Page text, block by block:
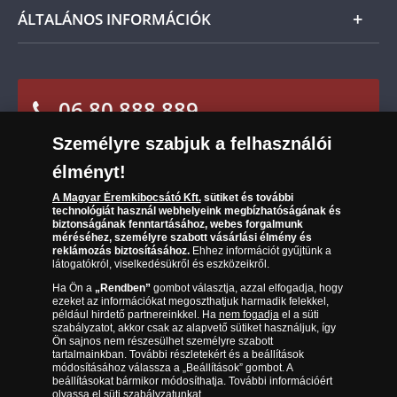
Ügyfélszolgálat
Leiratkozás a hírlevélről
ÁLTALÁNOS INFORMÁCIÓK
Sütik (cookies) használata
Süti (cookies)Beállítások
Társaságunkról
Az érmék és érmek ára és értéke
Gyakran ismételt kérdések
Adatkezelés
06 80 888 889
(díjmentesen hívható hétfőtől csütörtökig 9.00 és 17.00
óra között, péntekenként 9.00 és 15.00 óra között)
Személyre szabjuk a felhasználói
élményt!
A Magyar Éremkibocsátó Kft.sütiket és további
technológiát használ webhelyeink megbízhatóságának és
biztonságának fenntartásához, webes forgalmunk
méréséhez, személyre szabott vásárlási élmény és
reklámozás biztosításához.Ehhez információt gyűjtünk a
látogatókról, viselkedésükről és eszközeikről.
Ha Ön a „Rendben”gombot választja, azzal elfogadja, hogy
ezeket az információkat megoszthatjuk harmadik felekkel,
például hirdető partnereinkkel. Ha nem fogadjael a süti
szabályzatot, akkor csak az alapvető sütiket használjuk, így
Ön sajnos nem részesülhet személyre szabott
tartalmainkban. További részletekért és a beállítások
módosításához válassza a „Beállítások” gombot. A
beállításokat bármikor módosíthatja. További információért
olvassa el süti szabályzatunkat.